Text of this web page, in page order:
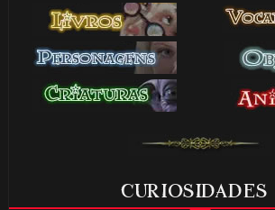
CURIOSIDADES